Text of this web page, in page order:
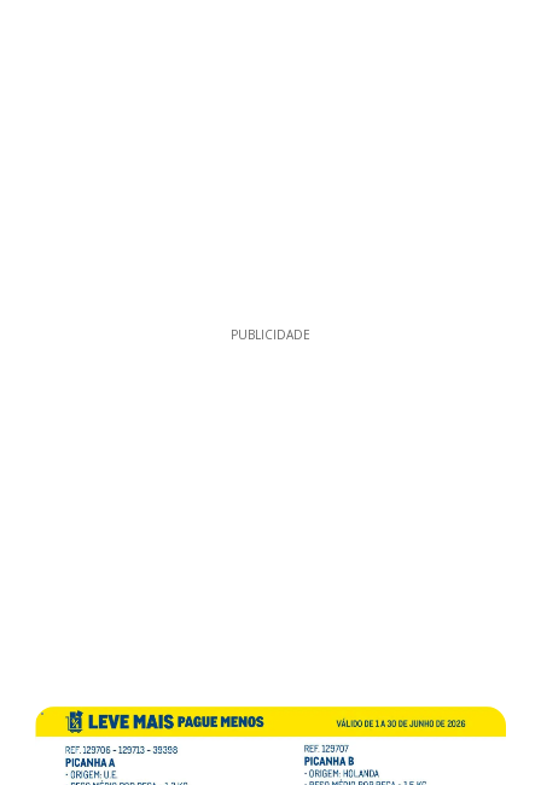
PUBLICIDADE